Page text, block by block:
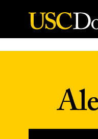
Skip to Content